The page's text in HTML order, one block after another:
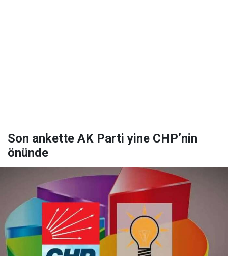
Son ankette AK Parti yine CHP’nin
önünde